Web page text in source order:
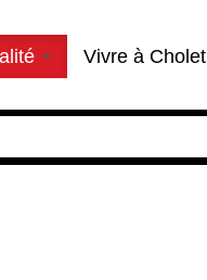
Vivre à Cholet